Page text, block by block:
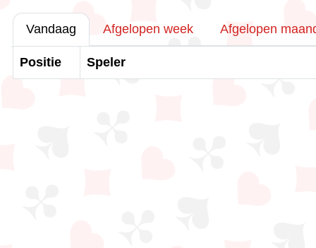
Vandaag Afgelopen week Afgelopen
Positie Speler